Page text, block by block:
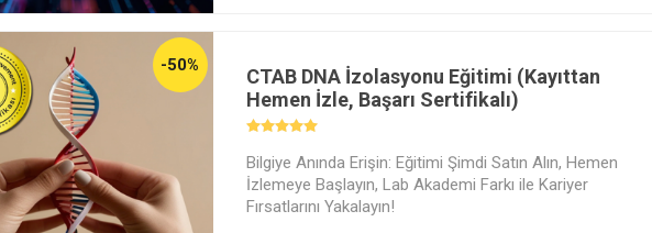
-50%
CTAB DNA İzolasyonu Eğitimi (Kayıttan
Hemen İzle, Başarı Sertifikalı)
Bilgiye Anında Erişin: Eğitimi Şimdi Satın Alın, Hemen
İzlemeye Başlayın, Lab Akademi Farkı ile Kariyer
Fırsatlarını Yakalayın!